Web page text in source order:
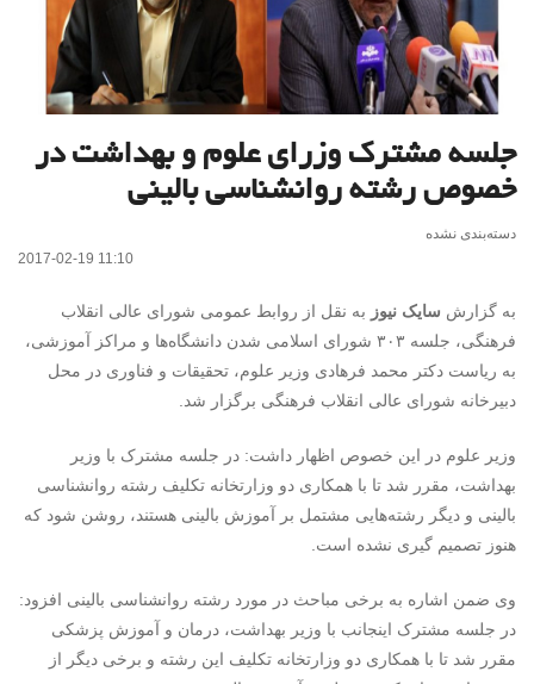
جلسه مشترک وزرای علوم و بهداشت در
خصوص رشته روانشناسی بالینی
دسته‌بندی نشده
2017-02-19 11:10
به گزارش سایک نیوز به نقل از روابط عمومی شورای عالی انقلاب
فرهنگی، جلسه ۳۰۳ شورای اسلامی شدن دانشگاه‌ها و مراکز آموزشی،
به ریاست دکتر محمد فرهادی وزیر علوم، تحقیقات و فناوری در محل
دبیرخانه شورای عالی انقلاب فرهنگی برگزار شد.
وزیر علوم در این خصوص اظهار داشت: در جلسه مشترک با وزیر
بهداشت، مقرر شد تا با همکاری دو وزارتخانه تکلیف رشته روانشناسی
بالینی و دیگر رشته‌هایی مشتمل بر آموزش بالینی هستند، روشن شود که
هنوز تصمیم گیری نشده است.
وی ضمن اشاره به برخی مباحث در مورد رشته روانشناسی بالینی افزود:
در جلسه مشترک اینجانب با وزیر بهداشت، درمان و آموزش پزشکی
مقرر شد تا با همکاری دو وزارتخانه تکلیف این رشته و برخی دیگر از